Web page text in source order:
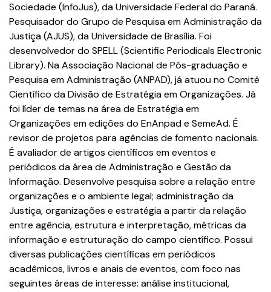
Sociedade (InfoJus), da Universidade Federal do Paraná.
Pesquisador do Grupo de Pesquisa em Administração da
Justiça (AJUS), da Universidade de Brasília. Foi
desenvolvedor do SPELL (Scientific Periodicals Electronic
Library). Na Associação Nacional de Pós-graduação e
Pesquisa em Administração (ANPAD), já atuou no Comitê
Científico da Divisão de Estratégia em Organizações. Já
foi líder de temas na área de Estratégia em
Organizações em edições do EnAnpad e SemeAd. É
revisor de projetos para agências de fomento nacionais.
É avaliador de artigos científicos em eventos e
periódicos da área de Administração e Gestão da
Informação. Desenvolve pesquisa sobre a relação entre
organizações e o ambiente legal; administração da
Justiça, organizações e estratégia a partir da relação
entre agência, estrutura e interpretação, métricas da
informação e estruturação do campo científico. Possui
diversas publicações científicas em periódicos
acadêmicos, livros e anais de eventos, com foco nas
seguintes áreas de interesse: análise institucional,